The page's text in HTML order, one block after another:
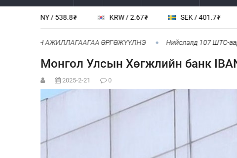
CNY / 538.8₮ KRW / 2.67₮ SEK / 401.7₮
АЖИЛЛАГААГАА ӨРГӨЖҮҮЛНЭ Нийслэлд 107 ШТС-аар АИ
Монгол Улсын Хөгжлийн банк
2025-2-21 0